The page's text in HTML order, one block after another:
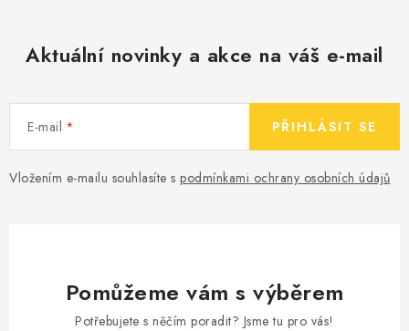
Aktuální novinky a akce na váš e-mail
E-mail
Vložením e-mailu souhlasíte s podmínkami ochrany osobních údajů
PŘIHLÁSIT SE
Pomůžeme vám s výběrem
Potřebujete s něčím poradit? Jsme tu pro vás!